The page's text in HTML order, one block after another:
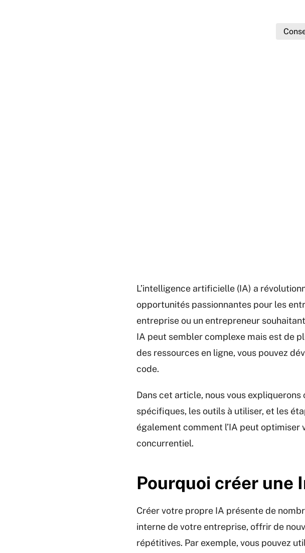
L’intelligence artificielle (IA) a
opportunités passionnantes pour les
entreprise ou un entrepreneur
IA peut sembler complexe mais est de
des ressources en ligne, vous pouvez
code.
Dans cet article, nous vous
spécifiques, les outils à utiliser, et les
également comment l’IA peut
concurrentiel.
Pourquoi créer
Créer votre propre IA présente de
interne de votre entreprise, offrir de
répétitives. Par exemple, vous pouvez